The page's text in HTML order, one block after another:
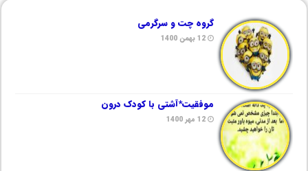
گروه چت و سرگرمی
12 بهمن 1400
موفقیت*آشتی با کودک درون
12 مهر 1400